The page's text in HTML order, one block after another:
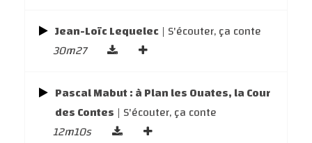
Jean-Loïc Lequelec | S'écouter, ça conte
30m27
Pascal Mabut : à Plan les Ouates, la Cour
des Contes | S'écouter, ça conte
12m10s